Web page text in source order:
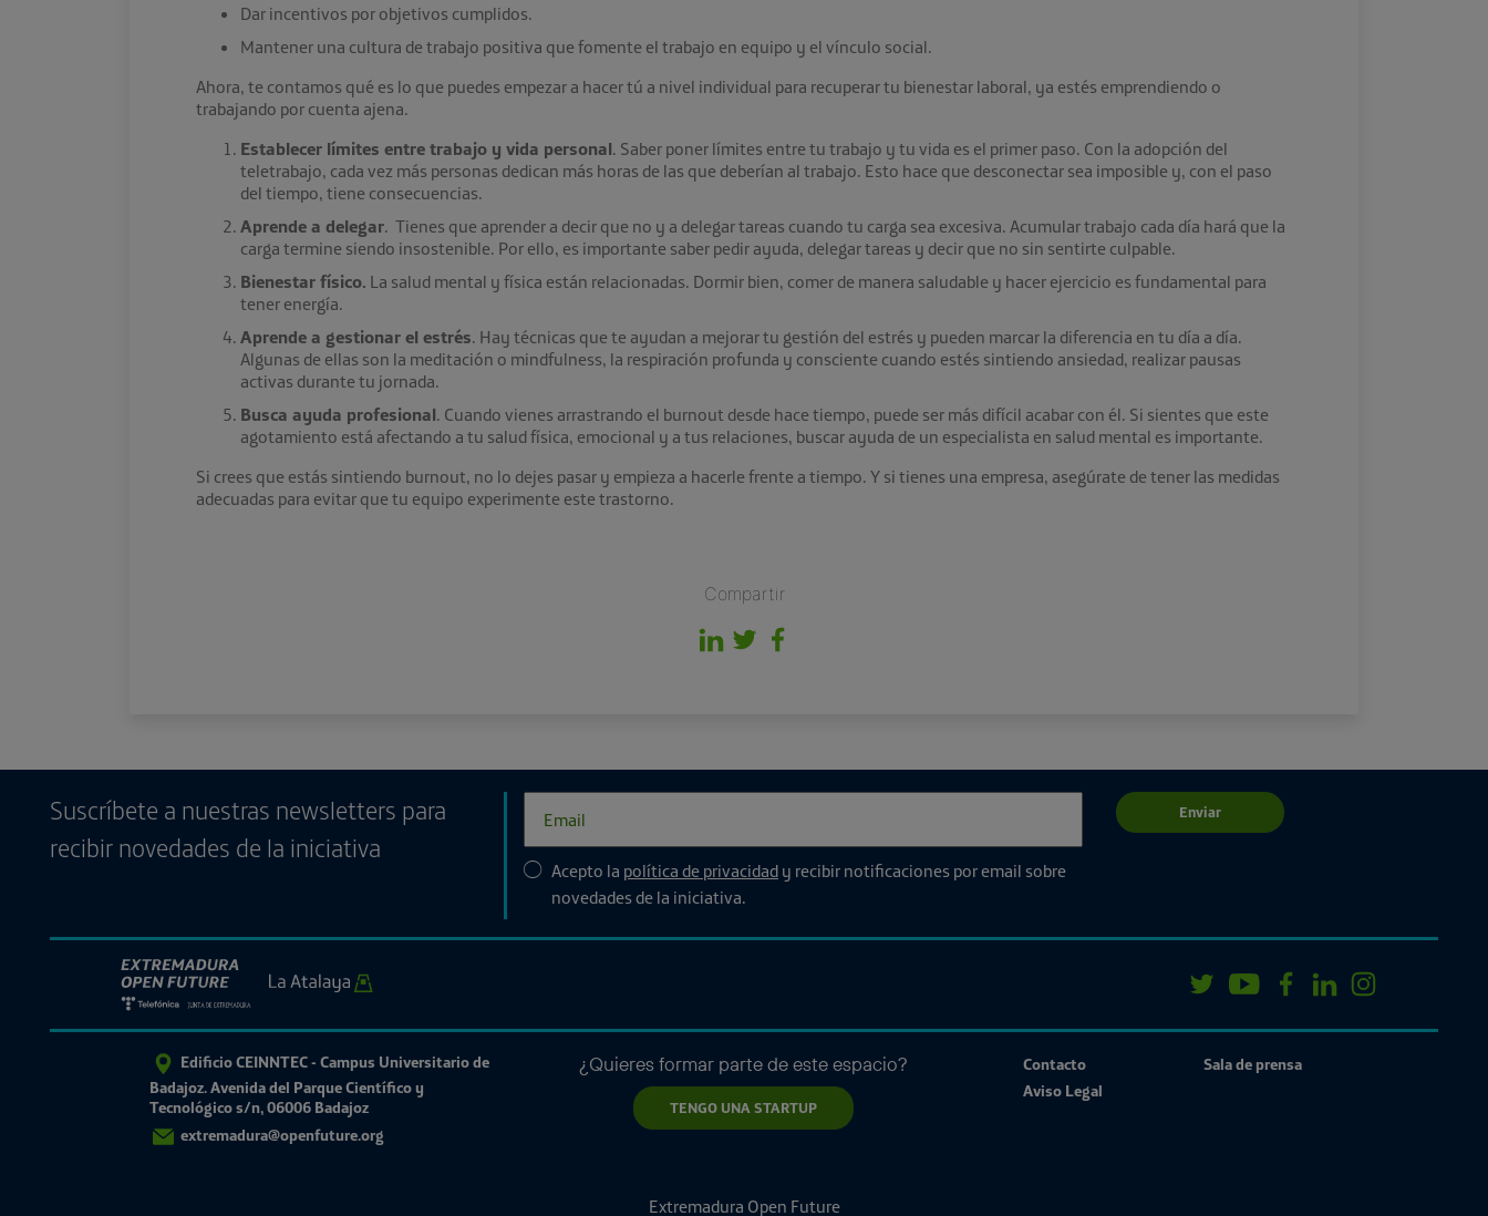
Dar incentivos por objetivos cumplidos.
Mantener una cultura de trabajo positiva que fomente el trabajo en equipo y el vínculo social.
Ahora, te contamos qué es lo que puedes empezar a hacer tú a nivel individual para recuperar tu bienestar laboral, ya estés emprendiendo o
trabajando por cuenta ajena.
Establecer límites entre trabajo y vida personal. Saber poner límites entre tu trabajo y tu vida es el primer paso. Con la adopción del
teletrabajo, cada vez más personas dedican más horas de las que deberían al trabajo. Esto hace que desconectar sea imposible y, con el paso
del tiempo, tiene consecuencias.
Aprende a delegar. Tienes que aprender a decir que no y a delegar tareas cuando tu carga sea excesiva. Acumular trabajo cada día hará que la
carga termine siendo insostenible. Por ello, es importante saber pedir ayuda, delegar tareas y decir que no sin sentirte culpable.
Bienestar físico. La salud mental y física están relacionadas. Dormir bien, comer de manera saludable y hacer ejercicio es fundamental para
tener energía.
Aprende a gestionar el estrés. Hay técnicas que te ayudan a mejorar tu gestión del estrés y pueden marcar la diferencia en tu día a día.
Algunas de ellas son la meditación o mindfulness, la respiración profunda y consciente cuando estés sintiendo ansiedad, realizar pausas
activas durante tu jornada.
Busca ayuda profesional. Cuando vienes arrastrando el burnout desde hace tiempo, puede ser más difícil acabar con él. Si sientes que este
agotamiento está afectando a tu salud física, emocional y a tus relaciones, buscar ayuda de un especialista en salud mental es importante.
Si crees que estás sintiendo burnout, no lo dejes pasar y empieza a hacerle frente a tiempo. Y si tienes una empresa, asegúrate de tener las medidas
adecuadas para evitar que tu equipo experimente este trastorno.
Compartir
Suscríbete a nuestras newsletters para
recibir novedades de la iniciativa
Acepto la política de privacidad y recibir notificaciones por email sobre
novedades de la iniciativa.
Enviar
Edificio CEINNTEC - Campus Universitario de
Badajoz. Avenida del Parque Científico y
Tecnológico s/n, 06006 Badajoz
extremadura@openfuture.org
¿Quieres formar parte de este espacio?
TENGO UNA STARTUP
Contacto
Sala de prensa
Aviso Legal
Extremadura Open Future